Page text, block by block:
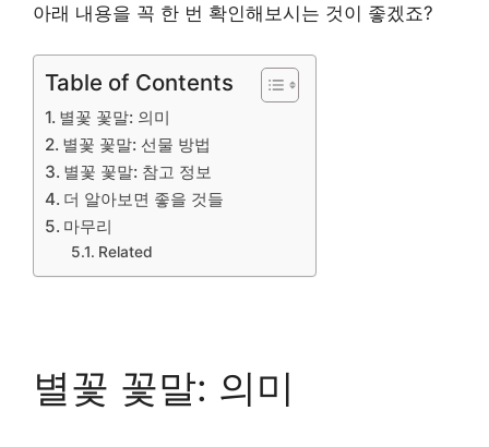
아래 내용을 꼭 한 번 확인해보시는 것이 좋겠죠?
Table of Contents
별꽃 꽃말: 의미
별꽃 꽃말: 선물 방법
별꽃 꽃말: 참고 정보
더 알아보면 좋을 것들
마무리
Related
별꽃 꽃말: 의미